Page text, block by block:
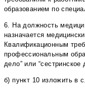
образованием по
6. На должность
назначается
Квалификационным
профессиональным
дело” или “сестринское
б) пункт 10 изложить в